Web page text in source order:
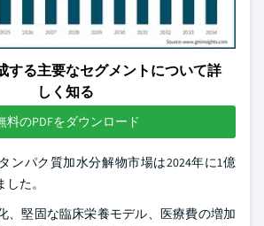
する主要なセグメントについて詳
しく知る
料のPDFをダウンロード
ンパク質加水分解物市場は2024年に1億
た。
、堅固な臨床栄養モデル、医療費の増加